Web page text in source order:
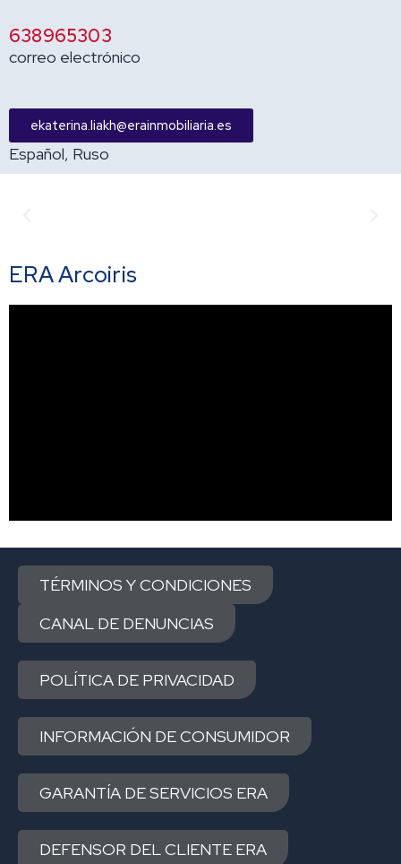
638965303
correo electrónico
ekaterina.liakh@erainmobiliaria.es
Español, Ruso
ERA Arcoiris
TÉRMINOS Y CONDICIONES
CANAL DE DENUNCIAS
POLÍTICA DE PRIVACIDAD
INFORMACIÓN DE CONSUMIDOR
GARANTÍA DE SERVICIOS ERA
DEFENSOR DEL CLIENTE ERA